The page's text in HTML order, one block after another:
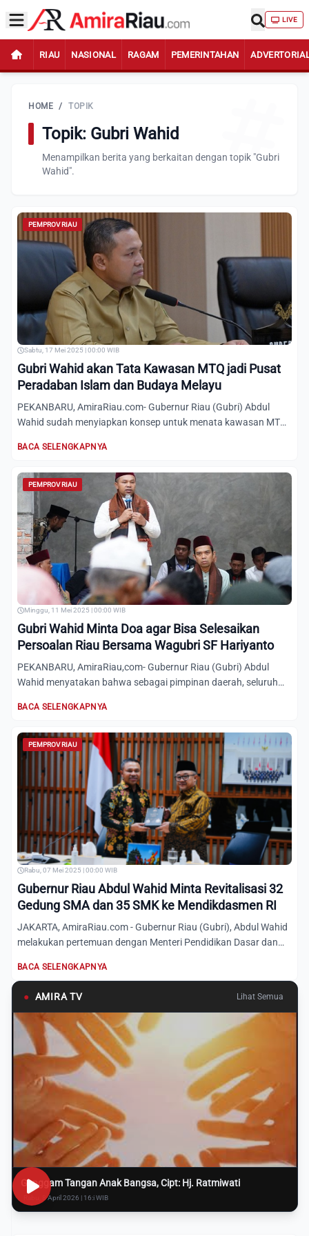
LIVE
RIAU NASIONAL RAGAM PEMERINTAHAN
HOME / TOPIK
Topik: Gubri Wahid
Menampilkan berita yang berkaitan dengan topik "Gubri
Wahid".
PEMPROV RIAU
Sabtu, 17 Mei 2025 | 00:00 WIB
Gubri Wahid akan Tata Kawasan MTQ jadi Pusat
Peradaban Islam dan Budaya Melayu
PEKANBARU, AmiraRiau.com- Gubernur Riau (Gubri) Abdul
Wahid sudah menyiapkan konsep untuk menata kawasan MTQ
BACA SELENGKAPNYA
PEMPROV RIAU
Minggu, 11 Mei 2025 | 00:00 WIB
Gubri Wahid Minta Doa agar Bisa Selesaikan
Persoalan Riau Bersama Wagubri SF Hariyanto
PEKANBARU, AmiraRiau,com- Gubernur Riau (Gubri) Abdul
Wahid menyatakan bahwa sebagai pimpinan daerah, seluruh
BACA SELENGKAPNYA
PEMPROV RIAU
Rabu, 07 Mei 2025 | 00:00 WIB
Gubernur Riau Abdul Wahid Minta Revitalisasi 32
Gedung SMA dan 35 SMK ke Mendikdasmen RI
JAKARTA, AmiraRiau.com - Gubernur Riau (Gubri), Abdul Wahid
melakukan pertemuan dengan Menteri Pendidikan Dasar dan
BACA SELENGKAPNYA
● AMIRA TV Lihat Semua
Genggam Tangan Anak Bangsa, Cipt: Hj. Ratmiwati
Rabu, 8 April 2026 | 16:i WIB